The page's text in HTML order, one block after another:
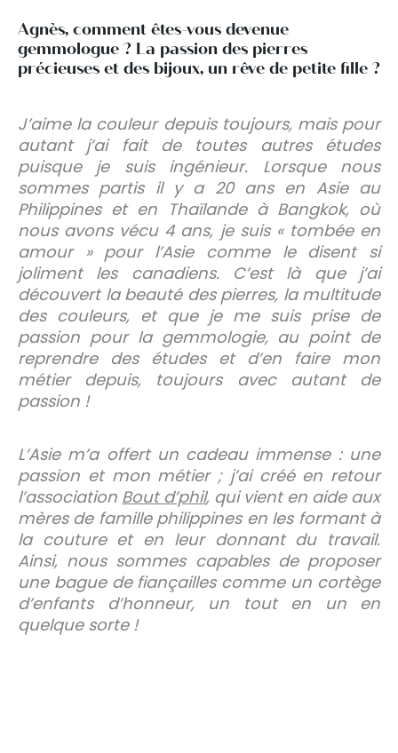
Agnès, comment êtes-vous devenue
gemmologue ? La passion des pierres
précieuses et des bijoux, un rêve de petite fille ?
J’aime la couleur depuis toujours, mais pour
autant j’ai fait de toutes autres études
puisque je suis ingénieur. Lorsque nous
sommes partis il y a 20 ans en Asie au
Philippines et en Thaïlande à Bangkok, où
nous avons vécu 4 ans, je suis « tombée en
amour » pour l’Asie comme le disent si
joliment les canadiens. C’est là que j’ai
découvert la beauté des pierres, la multitude
des couleurs, et que je me suis prise de
passion pour la gemmologie, au point de
reprendre des études et d’en faire mon
métier depuis, toujours avec autant de
passion !
L’Asie m’a offert un cadeau immense : une
passion et mon métier ; j’ai créé en retour
l’association Bout d’phil, qui vient en aide aux
mères de famille philippines en les formant à
la couture et en leur donnant du travail.
Ainsi, nous sommes capables de proposer
une bague de fiançailles comme un cortège
d’enfants d’honneur, un tout en un en
quelque sorte !